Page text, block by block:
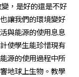
，是好的還是不好
讓我們的環境變好
與能源的使用息息
使學生能珍惜現有
源的使用過程中所
地球上生物。教學